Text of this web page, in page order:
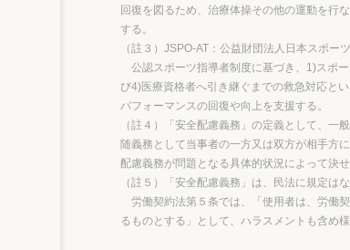
回復を図るため、治療体操その他の運動を行
する。
（註３）JSPO-AT：公益財団法人日本スポー
公認スポーツ指導者制度に基づき、1)スポ
び4)医療資格者へ引き継ぐまでの救急対応と
パフォーマンスの回復や向上を支援する。
（註４）「安全配慮義務」の定義として、
随義務として当事者の一方又は双方が相手方
配慮義務が問題となる具体的状況によって決
（註５）「安全配慮義務」は、民法に規定は
労働契約法第５条では、「使用者は、労働
るものとする」として、ハラスメントも含め